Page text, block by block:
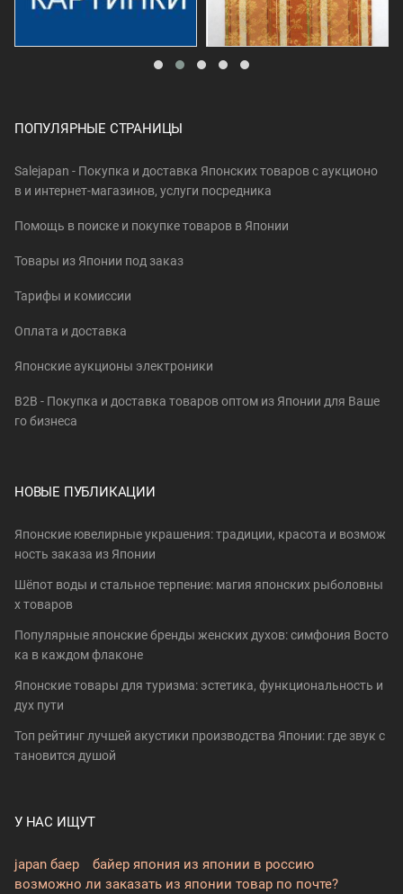
ПОПУЛЯРНЫЕ СТРАНИЦЫ
Salejapan - Покупка и доставка Японских товаров c аукционо
в и интернет-магазинов, услуги посредника
Помощь в поиске и покупке товаров в Японии
Товары из Японии под заказ
Тарифы и комиссии
Оплата и доставка
Японские аукционы электроники
B2B - Покупка и доставка товаров оптом из Японии для Ваше
го бизнеса
НОВЫЕ ПУБЛИКАЦИИ
Японские ювелирные украшения: традиции, красота и возмож
ность заказа из Японии
Шёпот воды и стальное терпение: магия японских рыболовны
х товаров
Популярные японские бренды женских духов: симфония Восто
ка в каждом флаконе
Японские товары для туризма: эстетика, функциональность и
дух пути
Топ рейтинг лучшей акустики производства Японии: где звук с
тановится душой
У НАС ИЩУТ
japan баер
байер япония из японии в россию
возможно ли заказать из японии товар по почте?